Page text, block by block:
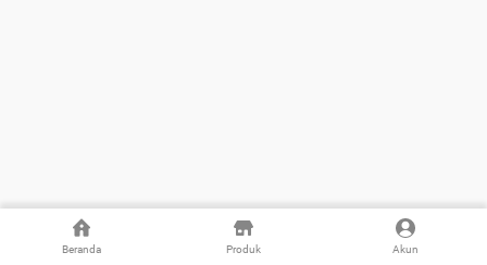
Beranda Produk Akun